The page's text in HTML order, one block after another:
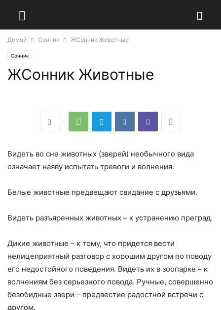
Домой Сонник ЖСонник Животные
Сонник
ЖСонник Животные
Видеть во сне животных (зверей) необычного вида
означает наяву испытать тревоги и волнения.
Белые животные предвещают свидание с друзьями.
Видеть разъяренных животных – к устранению преград.
Дикие животные – к тому, что придется вести
нелицеприятный разговор с хорошим другом по поводу
его недостойного поведения. Видеть их в зоопарке – к
волнениям без серьезного повода. Ручные, совершенно
безобидные звери – предвестие радостной встречи с
другом.